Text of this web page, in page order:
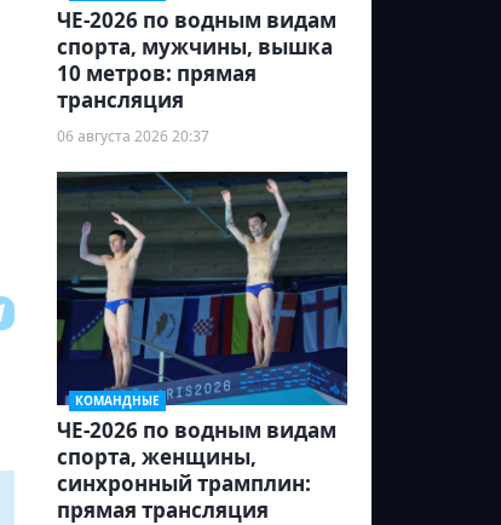
ЧЕ-2026 по водным видам
спорта, мужчины, вышка
10 метров: прямая
трансляция
06 августа 2026 20:37
КОМАНДНЫЕ
ЧЕ-2026 по водным видам
спорта, женщины,
синхронный трамплин:
прямая трансляция